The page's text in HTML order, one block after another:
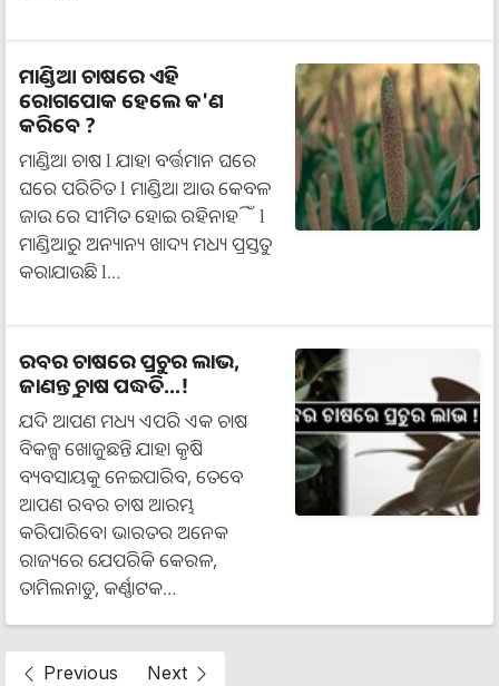
ମାଣ୍ଡିଆ ଚାଷରେ ଏହି
ରୋଗପୋକ ହେଲେ କ'ଣ
କରିବେ ?
ମାଣ୍ଡିଆ ଚାଷ l ଯାହା ବର୍ତ୍ତମାନ ଘରେ
ଘରେ ପରିଚିତ l ମାଣ୍ଡିଆ ଆଉ କେବଳ
ଜାଉ ରେ ସୀମିତ ହୋଇ ରହିନାହିଁ l
ମାଣ୍ଡିଆରୁ ଅନ୍ୟାନ୍ୟ ଖାଦ୍ୟ ମଧ୍ୟ ପ୍ରସ୍ତୁତ
କରାଯାଉଛି l…
ରବର ଚାଷରେ ପ୍ରଚୁର ଲାଭ,
ଜାଣନ୍ତୁ ଚାଷ ପଦ୍ଧତି...!
ଯଦି ଆପଣ ମଧ୍ୟ ଏପରି ଏକ ଚାଷ
ବିକଳ୍ପ ଖୋଜୁଛନ୍ତି ଯାହା କୃଷି
ବ୍ୟବସାୟକୁ ନେଇପାରିବ, ତେବେ
ଆପଣ ରବର ଚାଷ ଆରମ୍ଭ
କରିପାରିବେ। ଭାରତର ଅନେକ
ରାଜ୍ୟରେ ଯେପରିକି କେରଳ,
ତାମିଲନାଡୁ, କର୍ଣ୍ଣାଟକ…
Previous Next